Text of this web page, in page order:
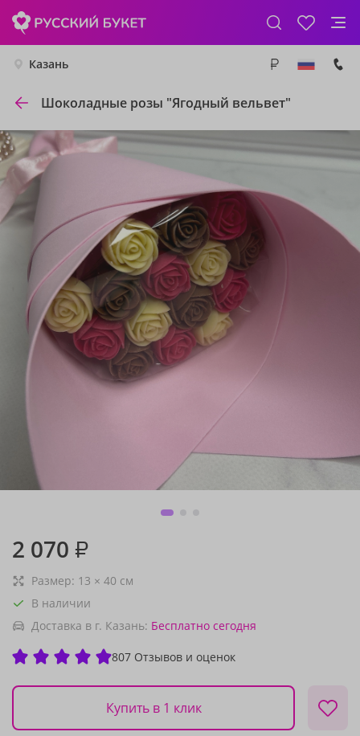
Казань
Шоколадные розы "Ягодный вельвет"
2 070 ₽
Размер: 13 × 40 см
В наличии
Доставка в г. Казань: Бесплатно сегодня
807 Отзывов и оценок
Купить в 1 клик